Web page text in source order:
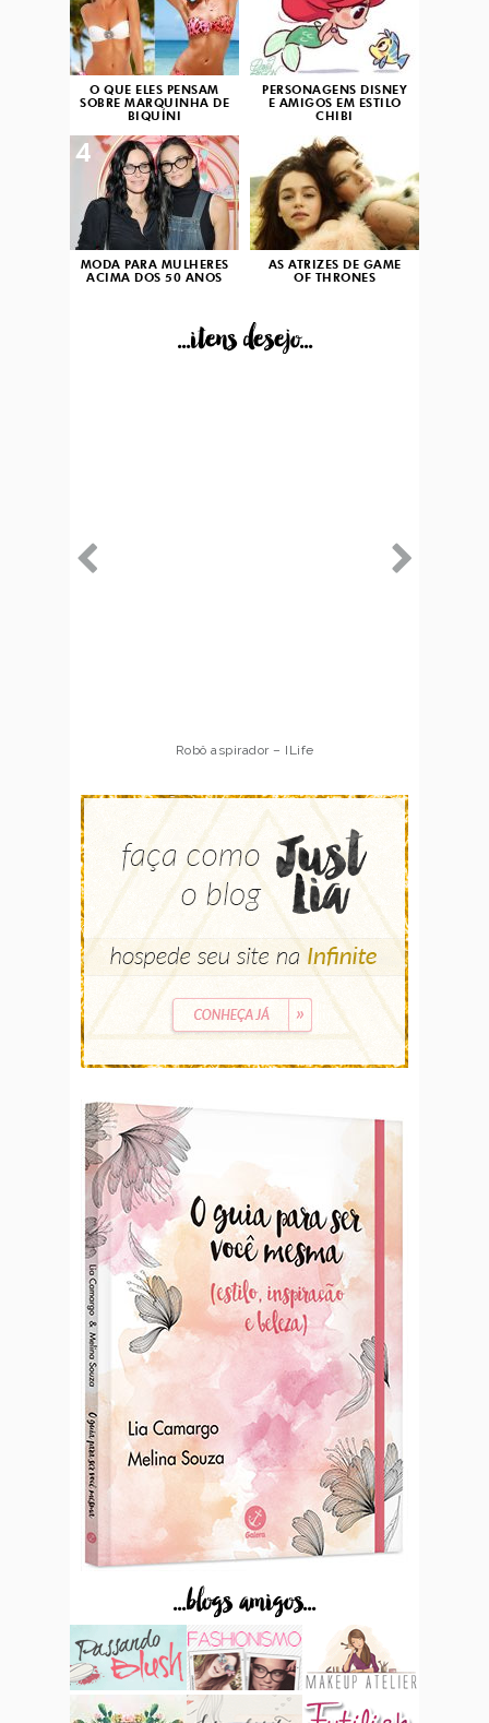
O QUE ELES PENSAM
SOBRE MARQUINHA DE
BIQUÍNI
PERSONAGENS DISNEY
E AMIGOS EM ESTILO
CHIBI
MODA PARA MULHERES
ACIMA DOS 50 ANOS
4
AS ATRIZES DE GAME
OF THRONES
...itens desejo...
Robô aspirador – ILife
...blogs amigos...